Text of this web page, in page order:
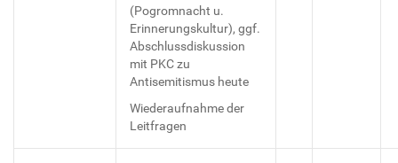
(Pogromnacht u.
Erinnerungskultur), ggf.
Abschlussdiskussion
mit PKC zu
Antisemitismus heute
Wiederaufnahme der
Leitfragen